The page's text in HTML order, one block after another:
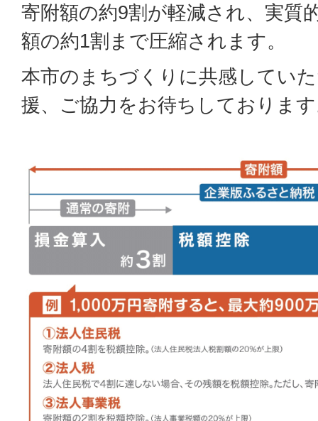
寄附額の約9割が軽減され、実質
額の約1割まで圧縮されます。
本市のまちづくりに共感してい
援、ご協力をお待ちしておりま